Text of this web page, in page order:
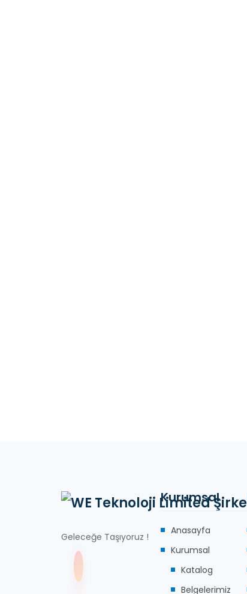
Geleceğe Taşıyoruz !
Kurumsal
Anasayfa
Kurumsal
Katalog
Belgelerimiz